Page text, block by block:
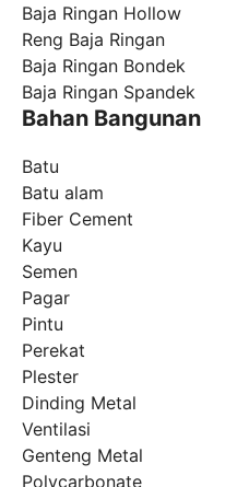
Baja Ringan Hollow
Reng Baja Ringan
Baja Ringan Bondek
Baja Ringan Spandek
Bahan Bangunan
Batu
Batu alam
Fiber Cement
Kayu
Semen
Pagar
Pintu
Perekat
Plester
Dinding Metal
Ventilasi
Genteng Metal
Polycarbonate